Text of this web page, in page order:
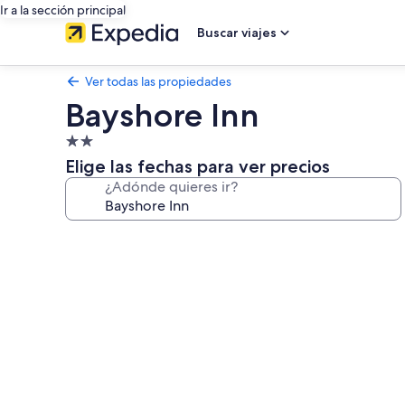
Ir a la sección principal
Buscar viajes
Ver todas las propiedades
Bayshore Inn
Propiedad
de
2.0
estrellas
Elige las fechas para ver precios
¿Adónde quieres ir?